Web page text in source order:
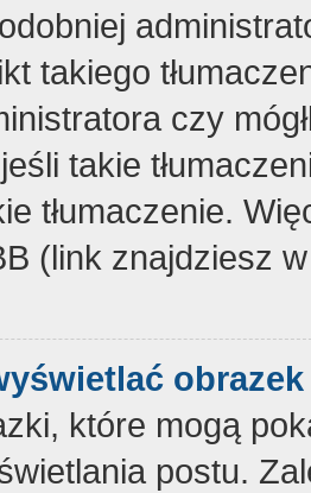
takiego
czy
takie
tłumaczenie.
(link znajdziesz
które mogą
postu.